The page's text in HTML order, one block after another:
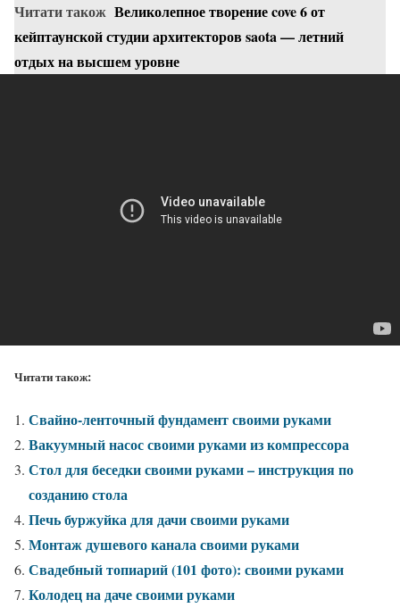
Читати також Великолепное творение cove 6 от
кейптаунской студии архитекторов saota — летний
отдых на высшем уровне
Читати також:
Свайно-ленточный фундамент своими руками
Вакуумный насос своими руками из компрессора
Стол для беседки своими руками – инструкция по
созданию стола
Печь буржуйка для дачи своими руками
Монтаж душевого канала своими руками
Свадебный топиарий (101 фото): своими руками
Колодец на даче своими руками